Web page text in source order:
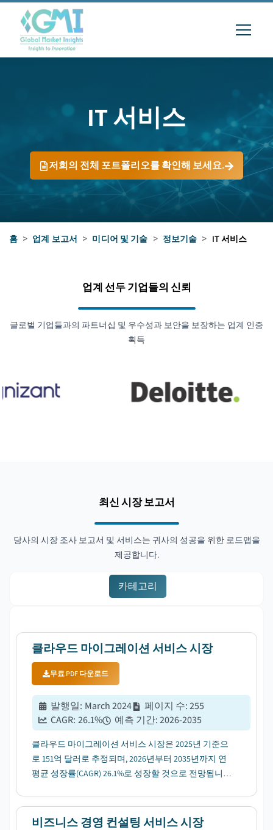
IT 서비스
저희의 전체 포트폴리오를 확인해 보세요.
홈 > 업계 보고서 > 미디어 및 기술 > 정보기술 > IT 서비스
업계 선두 기업들의 신뢰
글로벌 기업들과의 파트너십 및 우수성과 보안을 보장하는 업계 인증
획득
최신 시장 보고서
당사의 시장 조사 보고서 및 서비스는 귀사의 성공을 위한 로드맵을
제공합니다.
카테고리
클라우드 마이그레이션 서비스 시장
무료 PDF 다운로드
발행일: March 2024 페이지 수:255
CAGR: 26.1% 예측 기간:2026-2035
클라우드 마이그레이션 서비스 시장은 2025년 기준으
로 151억 달러로 추정되며, 2026년부터 2035년까지 연
평균 성장률(CAGR) 26.1%로 성장할 것으로 전망됩니
비즈니스 경영 컨설팅 서비스 시장